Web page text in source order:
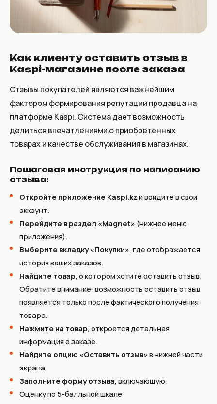
Как клиенту оставить отзыв в
Kaspi-магазине после заказа
Отзывы покупателей являются важнейшим
фактором формирования репутации продавца на
платформе Kaspi. Система дает возможность
делиться впечатлениями о приобретенных
товарах и качестве обслуживания в магазинах.
Пошаговая инструкция по написанию
отзыва:
Откройте приложение Kaspi.kzи войдите в свой
аккаунт.
Перейдите в раздел «Magnet» (нижнее меню
приложения).
Выберите вкладку «Покупки», где отображается
история ваших заказов.
Найдите товар, о котором хотите оставить отзыв.
Обратите внимание: возможность оставить отзыв
появляется только после фактического получения
товара.
Нажмите на товар, откроется детальная
информация о заказе.
Найдите опцию «Оставить отзыв»в нижней части
экрана.
Заполните форму отзыва, включающую:
Оценку по 5-балльной шкале